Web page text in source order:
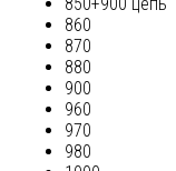
850+900 цепь
860
870
880
900
960
970
980